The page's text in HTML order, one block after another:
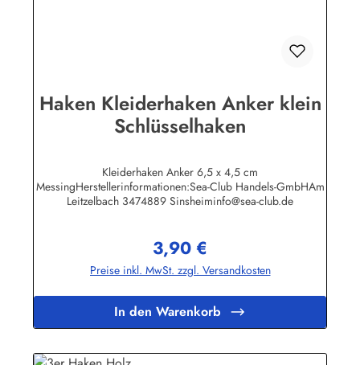
Haken Kleiderhaken Anker klein
Schlüsselhaken
Kleiderhaken Anker 6,5 x 4,5 cm
MessingHerstellerinformationen:Sea-Club Handels-GmbHAm
Leitzelbach 3474889 Sinsheiminfo@sea-club.de
Regulärer Preis:
3,90 €
Preise inkl. MwSt. zzgl. Versandkosten
In den Warenkorb